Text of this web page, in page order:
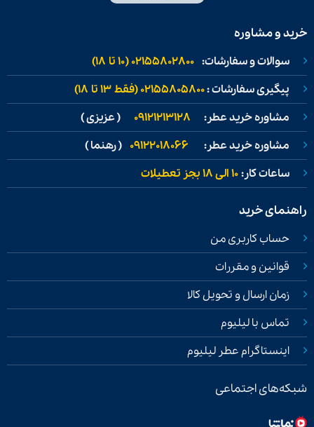
خرید و مشاوره
سوالات و سفارشات: 02155802800 (۱۰ تا ۱۸)
پیگیری سفارشات :02155805800 (فقط ۱۳ تا ۱۸)
مشاوره خرید عطر: 09121213128 ( عزیزی )
مشاوره خرید عطر: 09122018066 ( رهنما )
ساعات کار:۱۰ الی ۱۸ بجز تعطیلات
راهنمای خرید
حساب کاربری من
قوانین و مقررات
زمان ارسال و تحویل کالا
تماس با لیلیوم
اینستاگرام عطر لیلیوم
شبکه‌های اجتماعی